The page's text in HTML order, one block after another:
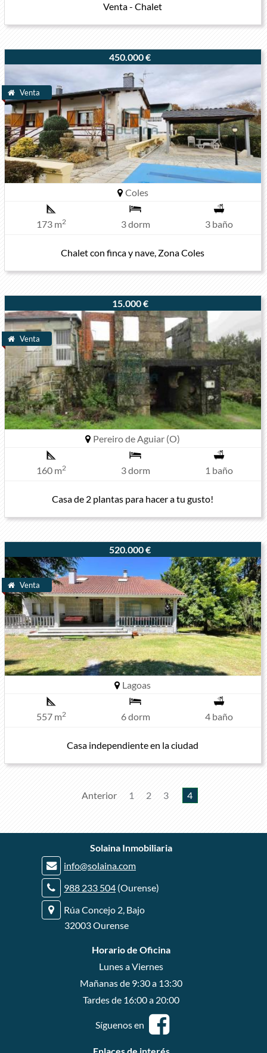
Venta - Chalet
Venta
450.000 €
Coles
173 m2 3 dorm 3 baño
Chalet con finca y nave, Zona Coles
Venta
15.000 €
Pereiro de Aguiar (O)
160 m2 3 dorm 1 baño
Casa de 2 plantas para hacer a tu gusto!
Venta
520.000 €
Lagoas
557 m2 6 dorm 4 baño
Casa independiente en la ciudad
Anterior 1 2 3 4
Solaina Inmobiliaria
info@solaina.com
988 233 504 (Ourense)
Rúa Concejo 2, Bajo
32003 Ourense
Horario de Oficina
Lunes a Viernes
Mañanas de 9:30 a 13:30
Tardes de 16:00 a 20:00
Síguenos en